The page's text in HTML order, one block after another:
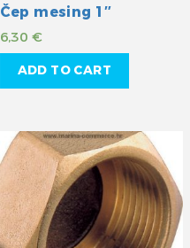
Čep mesing 1″
6,30 €
ADD TO CART